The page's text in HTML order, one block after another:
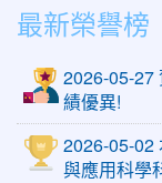
最新榮譽榜
2026-05-27
績優異!
2026-05-02
與應用科學